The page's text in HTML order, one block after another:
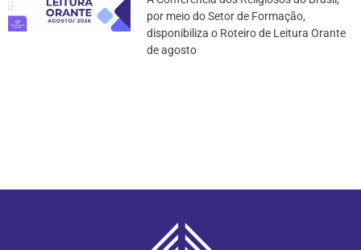
por meio do Setor de Formação,
disponibiliza o Roteiro de Leitura Orante
de agosto